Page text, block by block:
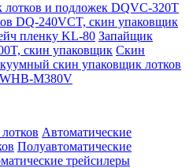
и подложек DQVC-320T
DQ-240VCT, скин упаковщик
пленку KL-80 Запайщик
скин упаковщик Скин
скин упаковщик лотков
M380V
Автоматические
Полуавтоматические
трейсилеры